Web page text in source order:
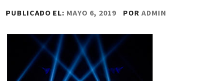
PUBLICADO EL: MAYO 6, 2019 POR ADMIN